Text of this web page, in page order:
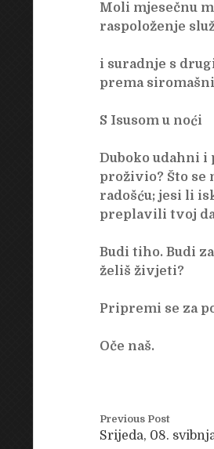
Moli mjesečnu
raspoloženje
i suradnje s
prema
S Isusom u noći
Duboko udahni i
proživio? Što se
radošću; jesi li
preplavili tvoj
Budi tiho. Budi
želiš živjeti?
Pripremi se za
Oče naš.
Previous Post
Srijeda, 08.